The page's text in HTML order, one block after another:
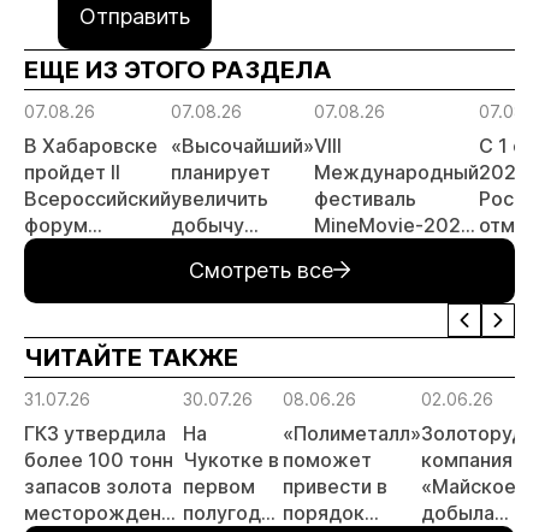
Отправить
ЕЩЕ ИЗ ЭТОГО РАЗДЕЛА
07.08.26
В Хабаровске
пройдет II
Всероссийский
форум
«Россыпное
России»
07.08.26
«Высочайший»
планирует
увеличить
добычу
тонн в 2026
году
07.08.26
VIII
Международный
фестиваль
MineMovie-2026
заявок
С 1
2026
МСБ
Смотреть все
ЧИТАЙТЕ ТАКЖЕ
31.07.26
ГКЗ утвердила
более 100 тонн
запасов золота
месторождения
30.07.26
На
Чукотке в
первом
полугодии
08.06.26
«Полиметалл»
поможет
привести в
порядок
02.06.26
компания
«Майское»
добыла